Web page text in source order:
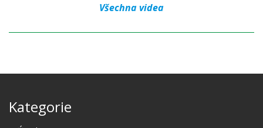
Všechna videa
Kategorie